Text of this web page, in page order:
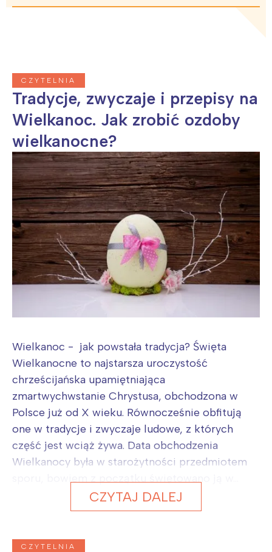
CZYTELNIA
Tradycje, zwyczaje i przepisy na
Wielkanoc. Jak zrobić ozdoby
wielkanocne?
Wielkanoc - jak powstała tradycja? Święta
Wielkanocne to najstarsza uroczystość
chrześcijańska upamiętniająca
zmartwychwstanie Chrystusa, obchodzona w
Polsce już od X wieku. Równocześnie obfitują
one w tradycje i zwyczaje ludowe, z których
część jest wciąż żywa. Data obchodzenia
Wielkanocy była w starożytności przedmiotem
CZYTAJ DALEJ
CZYTELNIA
Warszawa
Łódź
Trójmiasto
Poznań
Wrocław
Śląsk
Południe
Północ
Wszystkie
Wybieram